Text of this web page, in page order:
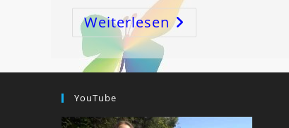
Weiterlesen ZEICHEN
DES
HIMMELS
YouTube